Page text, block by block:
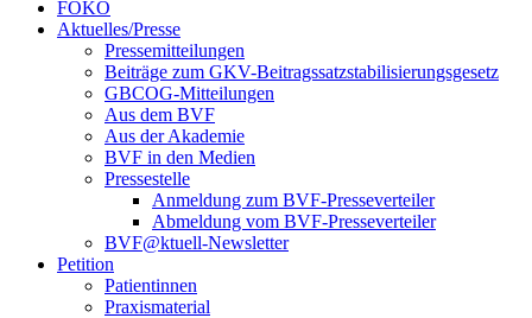
FOKO
Aktuelles/Presse
Pressemitteilungen
Beiträge zum GKV-Beitragssatzstabilisierungsgesetz
GBCOG-Mitteilungen
Aus dem BVF
Aus der Akademie
BVF in den Medien
Pressestelle
Anmeldung zum BVF-Presseverteiler
Abmeldung vom BVF-Presseverteiler
BVF@ktuell-Newsletter
Petition
Patientinnen
Praxismaterial